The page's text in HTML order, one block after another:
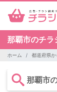
那覇市のチラ
ホーム 都道府県
那覇市